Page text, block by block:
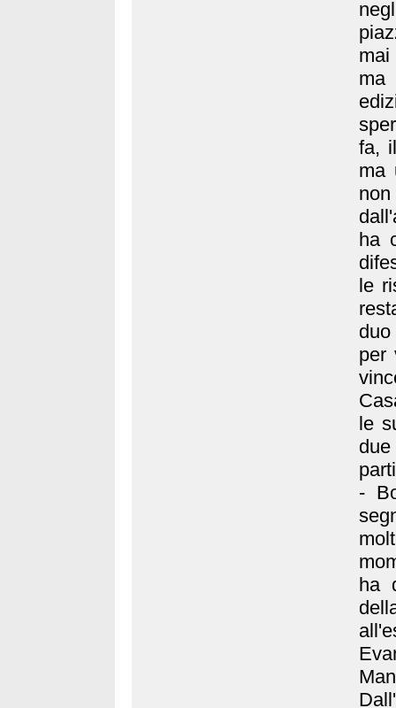
fa,
ma
ha
le
per
le
-
ha